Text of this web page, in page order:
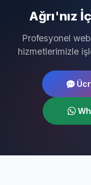
Ağrı'nız
Profesyonel
hizmetlerimizle